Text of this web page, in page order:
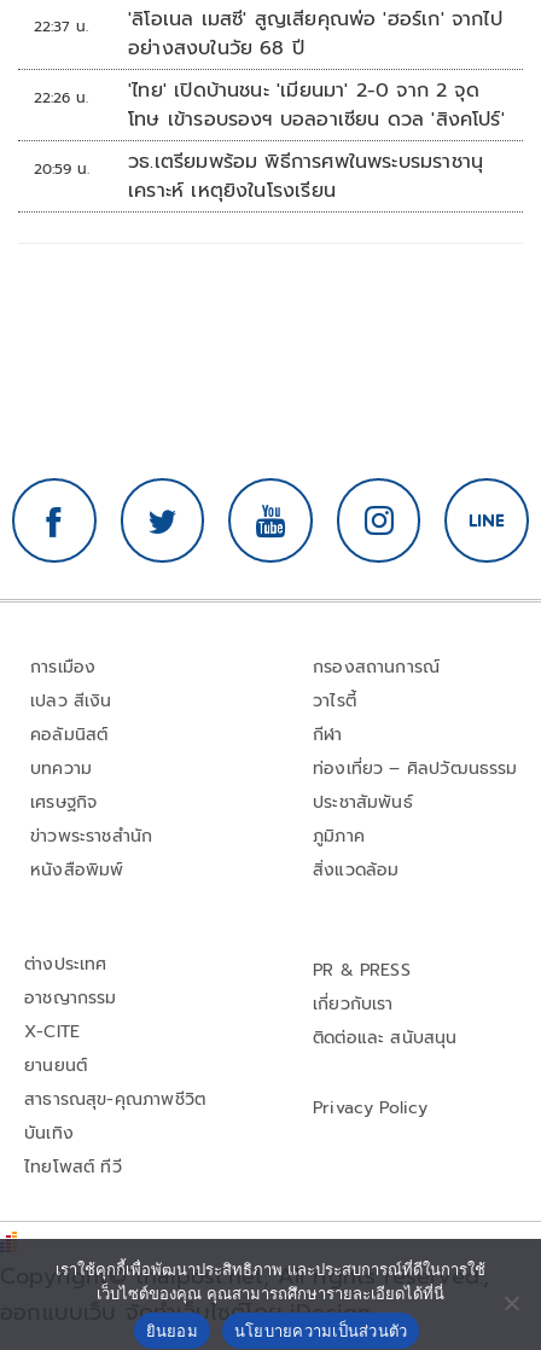
22:37 น.
'ลิโอเนล เมสซี' สูญเสียคุณพ่อ 'ฮอร์เก' จากไป
อย่างสงบในวัย 68 ปี
22:26 น.
'ไทย' เปิดบ้านชนะ 'เมียนมา' 2-0 จาก 2 จุด
โทษ เข้ารอบรองฯ บอลอาเซียน ดวล 'สิงคโปร์'
20:59 น.
วธ.เตรียมพร้อม พิธีการศพในพระบรมราชานุ
เคราะห์ เหตุยิงในโรงเรียน
การเมือง
เปลว สีเงิน
คอลัมนิสต์
บทความ
เศรษฐกิจ
ข่าวพระราชสำนัก
หนังสือพิมพ์
กรองสถานการณ์
วาไรตี้
กีฬา
ท่องเที่ยว – ศิลปวัฒนธรรม
ประชาสัมพันธ์
ภูมิภาค
สิ่งแวดล้อม
ต่างประเทศ
อาชญากรรม
X-CITE
ยานยนต์
สาธารณสุข-คุณภาพชีวิต
บันเทิง
ไทยโพสต์ ทีวี
PR & PRESS
เกี่ยวกับเรา
ติดต่อและ สนับสนุน
Privacy Policy
Copyright© thaipost.net, All rights reserved.,
ออกแบบเว็บ จัดทำเว็บไซต์โดย iDesign
เราใช้คุกกี้เพื่อพัฒนาประสิทธิภาพ และประสบการณ์ที่ดีในการใช้
เว็บไซต์ของคุณ คุณสามารถศึกษารายละเอียดได้ที่นี่
ยินยอม
นโยบายความเป็นส่วนตัว